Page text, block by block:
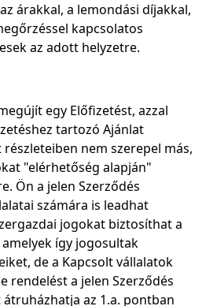
árakkal, a lemondási díjakkal,
kapcsolatos
az adott helyzetre.
egy Előfizetést, azzal
tartozó Ajánlat
nem szerepel más,
"elérhetőség alapján"
Ön a jelen Szerződés
számára is leadhat
jogokat biztosíthat a
így jogosultak
de a Kapcsolt vállalatok
rendelést a jelen Szerződés
az 1.a. pontban